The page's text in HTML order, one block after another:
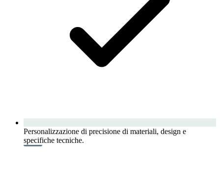
Personalizzazione di precisione di materiali, design e
specifiche tecniche.